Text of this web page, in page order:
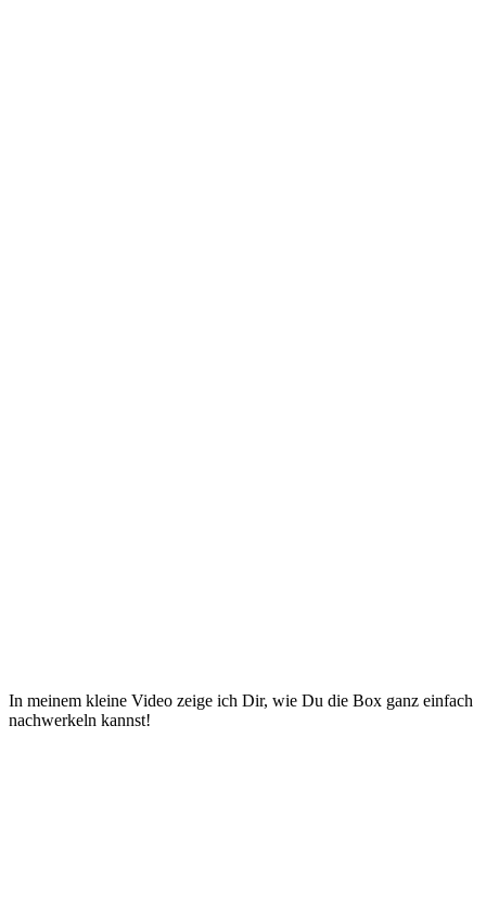
In meinem kleine Video zeige ich Dir, wie Du die Box ganz einfach
nachwerkeln kannst!